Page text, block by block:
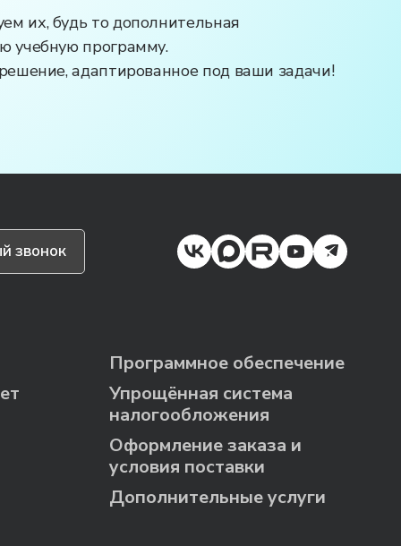
их, будь то дополнительная
учебную программу.
адаптированное под ваши задачи!
звонок
Программное обеспечение
Упрощённая система
налогообложения
Оформление заказа и
условия поставки
Дополнительные услуги